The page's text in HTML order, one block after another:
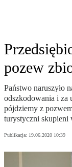
pozew
Państwo naruszyło
odszkodowania i za
pójdziemy z
turystyczni skupieni
Publikacja: 19.06.2020 10:39